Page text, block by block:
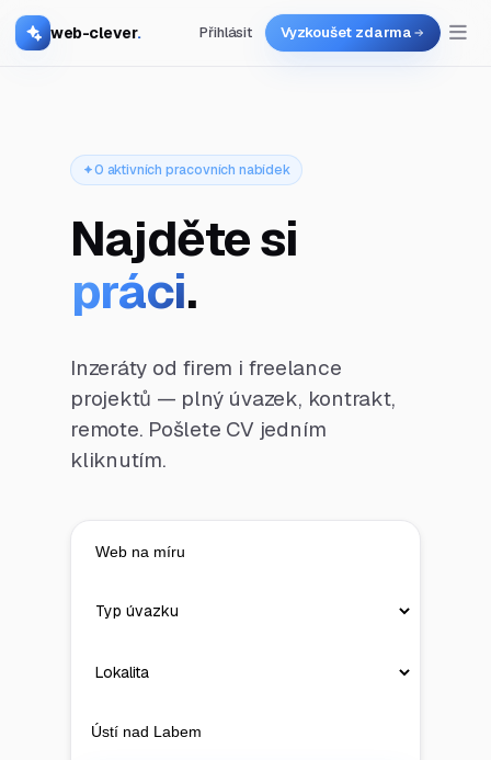
web-clever. Přihlásit Vyzkoušet zdarma
0 aktivních pracovních nabídek
Najděte si
práci.
Inzeráty od firem i freelance
projektů — plný úvazek, kontrakt,
remote. Pošlete CV jedním
kliknutím.